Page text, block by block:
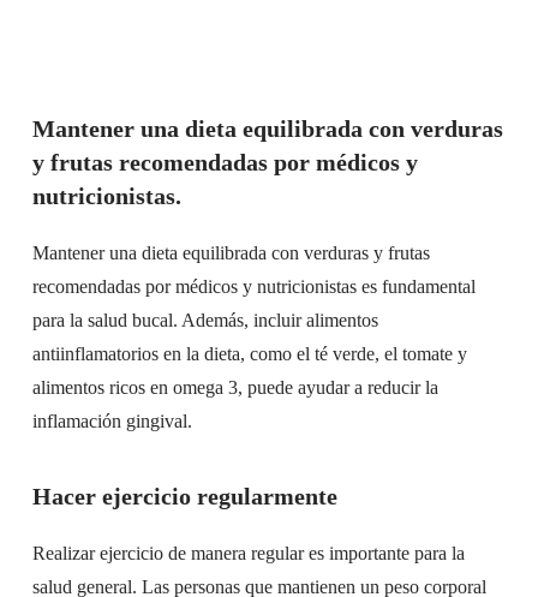
Mantener una dieta equilibrada con verduras
y frutas recomendadas por médicos y
nutricionistas.
Mantener una dieta equilibrada con verduras y frutas
recomendadas por médicos y nutricionistas es fundamental
para la salud bucal. Además, incluir alimentos
antiinflamatorios en la dieta, como el té verde, el tomate y
alimentos ricos en omega 3, puede ayudar a reducir la
inflamación gingival.
Hacer ejercicio regularmente
Realizar ejercicio de manera regular es importante para la
salud general. Las personas que mantienen un peso corporal